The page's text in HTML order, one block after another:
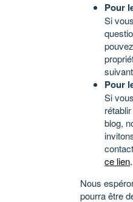
Pour
Si
suivant
Pour
Si
blog,
ce lien.
Nous
pourra être